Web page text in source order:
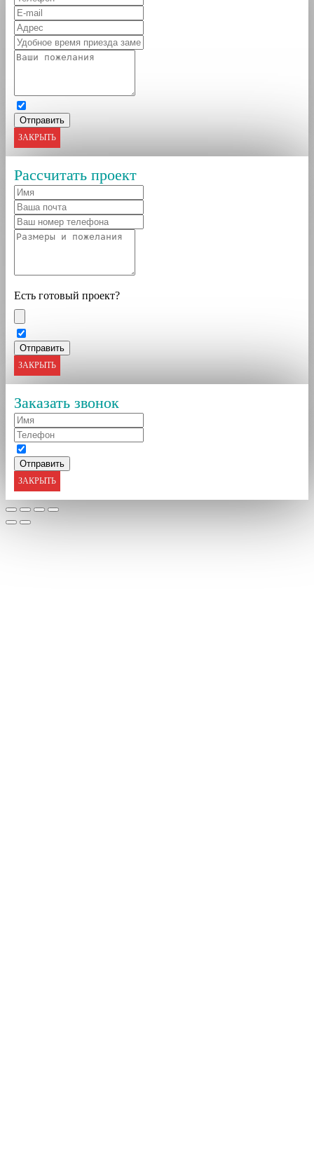
ЗАКРЫТЬ
Рассчитать проект
Есть готовый проект?
ЗАКРЫТЬ
Заказать звонок
ЗАКРЫТЬ